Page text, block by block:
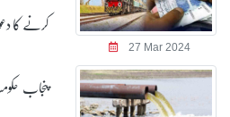
27 Mar 2024
کرنے کا
پنجاب